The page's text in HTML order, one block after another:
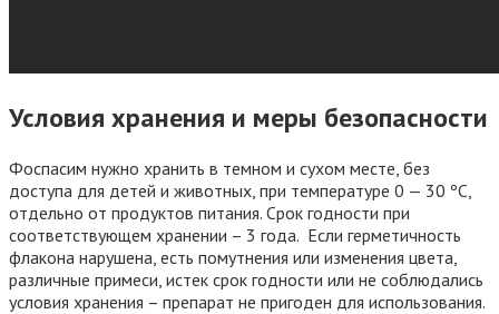
Условия хранения и меры безопасности
Фоспасим нужно хранить в темном и сухом месте, без
доступа для детей и животных, при температуре 0 — 30 ºС,
отдельно от продуктов питания. Срок годности при
соответствующем хранении – 3 года. Если герметичность
флакона нарушена, есть помутнения или изменения цвета,
различные примеси, истек срок годности или не соблюдались
условия хранения – препарат не пригоден для использования.